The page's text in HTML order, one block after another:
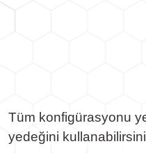
Tüm konfigürasyonu
yedeğini